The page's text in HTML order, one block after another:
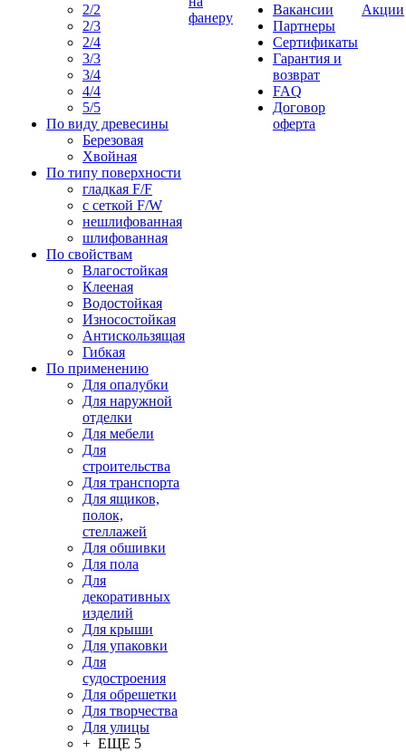
2/2
2/3
2/4
3/3
3/4
4/4
5/5
По виду древесины
Березовая
Хвойная
По типу поверхности
гладкая F/F
с сеткой F/W
нешлифованная
шлифованная
По свойствам
Влагостойкая
Клееная
Водостойкая
Износостойкая
Антискользящая
Гибкая
По применению
Для опалубки
Для наружной
отделки
Для мебели
Для
строительства
Для транспорта
Для ящиков,
полок,
стеллажей
Для обшивки
Для пола
Для
декоративных
изделий
Для крыши
Для упаковки
Для
судостроения
Для обрешетки
Для творчества
Для улицы
+ ЕЩЕ 5
фанеру
Вакансии
Партнеры
Сертификаты
Гарантия и
возврат
FAQ
Договор
оферта
Акции